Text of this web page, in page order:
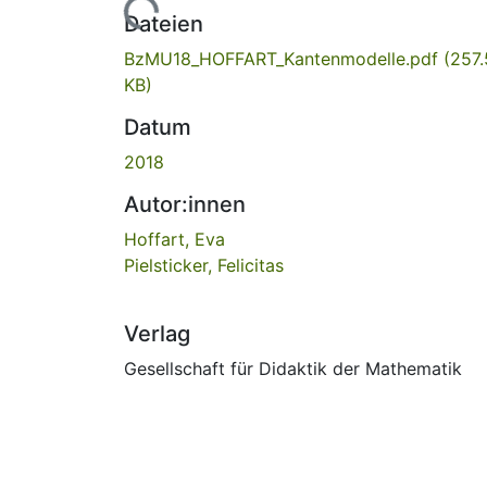
Lade...
Dateien
BzMU18_HOFFART_Kantenmodelle.pdf
KB)
Datum
2018
Autor:innen
Hoffart, Eva
Pielsticker, Felicitas
Verlag
Gesellschaft für Didaktik der Mathematik